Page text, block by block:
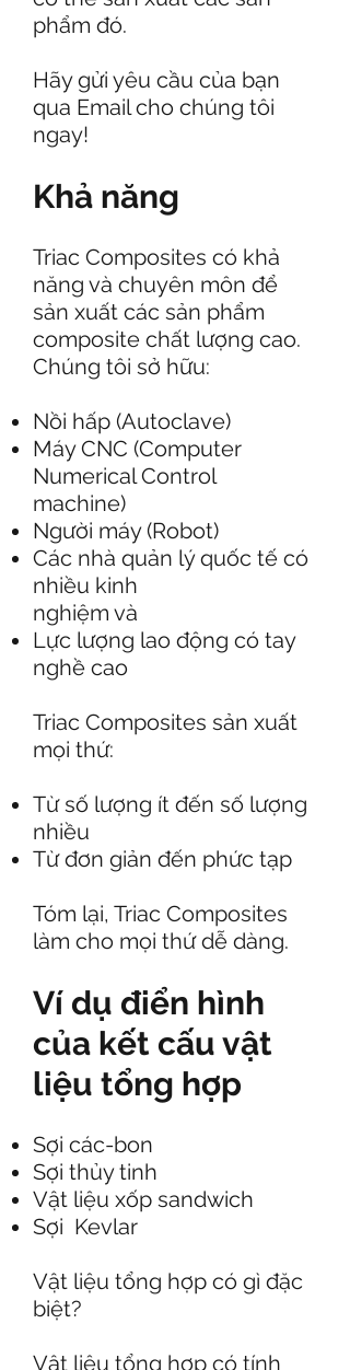
phẩm đó.
Hãy gửi yêu cầu của bạn
qua Email cho chúng tôi
ngay!
Khả năng
Triac Composites có khả
năng và chuyên môn để
sản xuất các sản phẩm
composite chất lượng cao.
Chúng tôi sở hữu:
Nồi hấp (Autoclave)
Máy CNC (Computer
Numerical Control
machine)
Người máy (Robot)
Các nhà quản lý quốc tế có
nhiều kinh
nghiệm và
Lực lượng lao động có tay
nghề cao
Triac Composites sản xuất
mọi thứ:
Từ số lượng ít đến số lượng
nhiều
Từ đơn giản đến phức tạp
Tóm lại, Triac Composites
làm cho mọi thứ dễ dàng.
Ví dụ điển hình
của kết cấu vật
liệu tổng hợp
Sợi các-bon
Sợi thủy tinh
Vật liệu xốp sandwich
Sợi Kevlar
Vật liệu tổng hợp có gì đặc
biệt?
Vật liệu tổng hợp có tính